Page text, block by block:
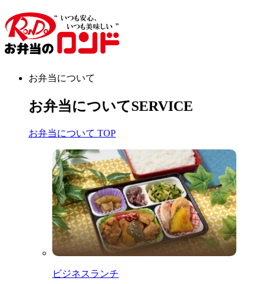
お弁当について
お弁当についてSERVICE
お弁当について TOP
ビジネスランチ